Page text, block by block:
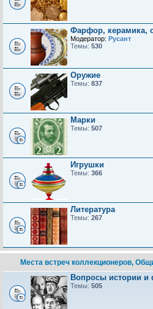
Фарфор, керамика,
Модератор: Русант
Темы: 530
Оружие
Темы: 837
Марки
Темы: 507
Игрушки
Темы: 366
Литература
Темы: 267
Места встреч коллекционеров,
Вопросы истории и
Темы: 505